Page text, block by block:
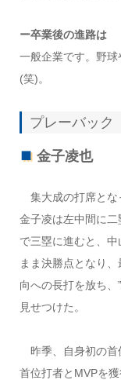
ー卒業後の進路は
一般企業です。野
(笑)。
プレーバック
金子凌也
集大成の打席とな
金子凌は左中間に
で三塁に進むと、
まま決勝点となり
向への長打を放ち、
見せつけた。
昨季、自身初の首
首位打者とMVPを